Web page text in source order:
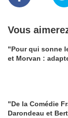
Vous
"Pour qui sonne
et Morvan :
"De la Comédie
Darondeau et